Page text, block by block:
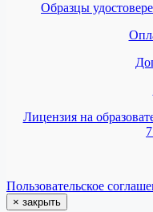
Образцы
Лицензия на
Пользовательское
× закрыть